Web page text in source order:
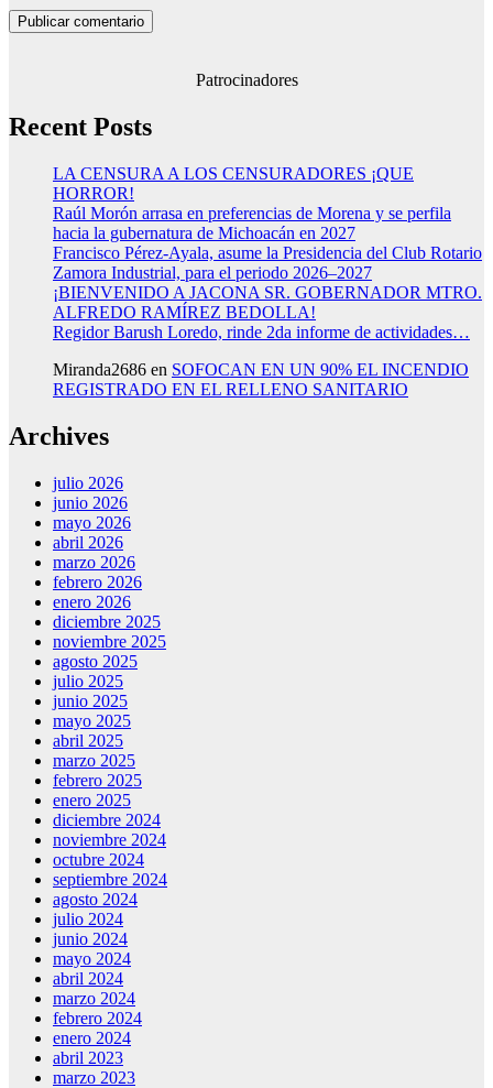
Patrocinadores
Recent Posts
LA CENSURA A LOS CENSURADORES ¡QUE
HORROR!
Raúl Morón arrasa en preferencias de Morena y se perfila
hacia la gubernatura de Michoacán en 2027
Francisco Pérez-Ayala, asume la Presidencia del Club Rotario
Zamora Industrial, para el periodo 2026–2027
¡BIENVENIDO A JACONA SR. GOBERNADOR MTRO.
ALFREDO RAMÍREZ BEDOLLA!
Regidor Barush Loredo, rinde 2da informe de actividades…
Miranda2686 en SOFOCAN EN UN 90% EL INCENDIO
REGISTRADO EN EL RELLENO SANITARIO
Archives
julio 2026
junio 2026
mayo 2026
abril 2026
marzo 2026
febrero 2026
enero 2026
diciembre 2025
noviembre 2025
agosto 2025
julio 2025
junio 2025
mayo 2025
abril 2025
marzo 2025
febrero 2025
enero 2025
diciembre 2024
noviembre 2024
octubre 2024
septiembre 2024
agosto 2024
julio 2024
junio 2024
mayo 2024
abril 2024
marzo 2024
febrero 2024
enero 2024
abril 2023
marzo 2023